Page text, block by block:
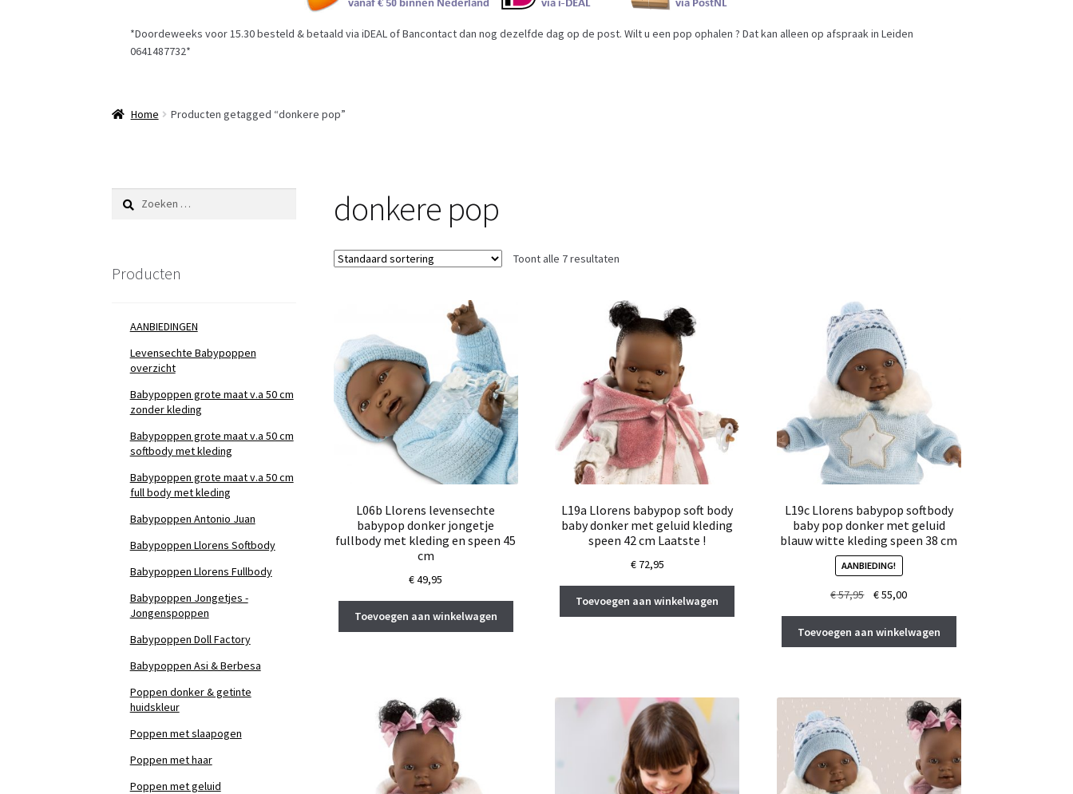
*Doordeweeks voor 15.30 besteld & betaald via iDEAL of Bancontact dan nog dezelfde dag op de post. Wilt u een pop ophalen ? Dat kan alleen op afspraak in Leiden
0641487732*
Home Producten getagged “donkere pop”
donkere pop
Toont alle 7 resultaten
L06b Llorens levensechte
babypop donker jongetje
fullbody met kleding en speen 45
cm
€49,95
Toevoegen aan winkelwagen
L19a Llorens babypop soft body
baby donker met geluid kleding
speen 42 cm Laatste !
€72,95
Toevoegen aan winkelwagen
L19c Llorens babypop softbody
baby pop donker met geluid
blauw witte kleding speen 38 cm
AANBIEDING!
€57,95
Oorspronkelijke
was:
€ 57,95.
€55,00Huidige
is:
€ 55,00.
Toevoegen aan winkelwagen
Zoeken
naar:
Producten
AANBIEDINGEN
Levensechte Babypoppen
overzicht
Babypoppen grote maat v.a 50 cm
zonder kleding
Babypoppen grote maat v.a 50 cm
softbody met kleding
Babypoppen grote maat v.a 50 cm
full body met kleding
Babypoppen Antonio Juan
Babypoppen Llorens Softbody
Babypoppen Llorens Fullbody
Babypoppen Jongetjes -
Jongenspoppen
Babypoppen Doll Factory
Babypoppen Asi & Berbesa
Poppen donker & getinte
huidskleur
Poppen met slaapogen
Poppen met haar
Poppen met geluid